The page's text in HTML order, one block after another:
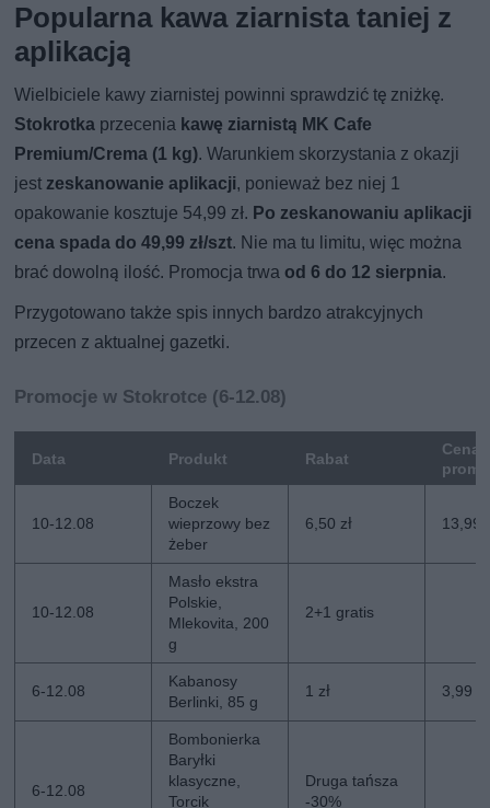
Popularna kawa ziarnista taniej z
aplikacją
Wielbiciele kawy ziarnistej powinni sprawdzić tę zniżkę.
Stokrotka przecenia kawę ziarnistą MK Cafe
Premium/Crema (1 kg). Warunkiem skorzystania z okazji
jest zeskanowanie aplikacji, ponieważ bez niej 1
opakowanie kosztuje 54,99 zł. Po zeskanowaniu aplikacji
cena spada do 49,99 zł/szt. Nie ma tu limitu, więc można
brać dowolną ilość. Promocja trwa od 6 do 12 sierpnia.
Przygotowano także spis innych bardzo atrakcyjnych
przecen z aktualnej gazetki.
Promocje w Stokrotce (6-12.08)
Data Produkt Rabat
Cena
10-12.08
Boczek
wieprzowy bez
żeber
6,50 zł 13,99
10-12.08
Masło ekstra
Polskie,
Mlekovita, 200
g
2+1 gratis
6-12.08
Kabanosy
Berlinki, 85 g
1 zł 3,99
6-12.08
Bombonierka
Baryłki
klasyczne,
Torcik
Druga tańsza
-30%